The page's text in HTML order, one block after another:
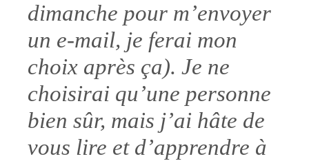
dimanche pour m’envoyer
un e-mail, je ferai mon
choix après ça). Je ne
choisirai qu’une personne
bien sûr, mais j’ai hâte de
vous lire et d’apprendre à